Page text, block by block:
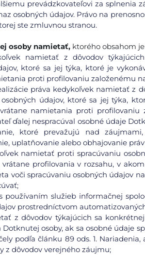
prevádzkovateľovi za
osobných údajov. Právo na
ste zmluvnou stranou.
osoby namietať, ktorého obsahom
namietať z dôvodov
ktoré sa jej týka, ktoré je
proti profilovaniu založenému
práva kedykoľvek namietať z
údajov, ktoré sa jej týka,
namietania proti
ďalej nespracúval osobné údaje
ktoré prevažujú nad
uplatňovanie alebo obhajovanie
namietať proti spracúvaniu
profilovania v rozsahu, v
voči spracúvaniu osobných údajov
používaním služieb informačnej
prostredníctvom
z dôvodov týkajúcich sa
Dotknutej osoby, ak sa osobné údaje
podľa článku 89 ods. 1.
z dôvodov verejného záujmu;